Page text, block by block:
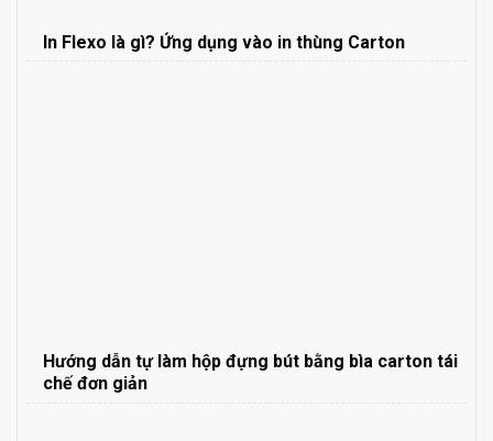
In Flexo là gì? Ứng dụng vào in thùng Carton
Hướng dẫn tự làm hộp đựng bút bằng bìa carton tái
chế đơn giản